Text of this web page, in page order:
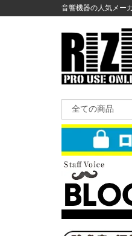
音響機器の人気メー